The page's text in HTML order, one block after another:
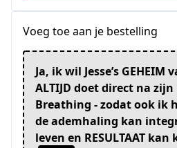
Voeg toe aan je bestelling
Ja, ik wil Jesse’s GEHEIM
ALTIJD doet direct na zijn
Breathing - zodat ook ik
de ademhaling kan
leven en RESULTAAT kan